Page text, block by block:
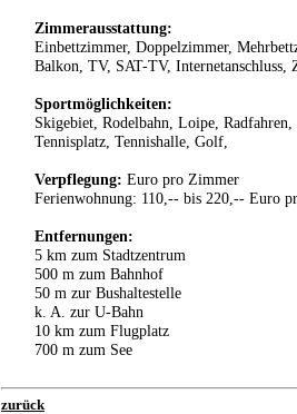
Zimmerausstattung:
Einbettzimmer, Doppelzimmer,
Balkon, TV, SAT-TV, Internetanschluss,
Sportmöglichkeiten:
Skigebiet, Rodelbahn, Loipe,
Tennisplatz, Tennishalle, Golf,
Verpflegung: Euro pro Zimmer
Ferienwohnung: 110,-- bis 220,-- Euro
Entfernungen:
5 km zum Stadtzentrum
500 m zum Bahnhof
50 m zur Bushaltestelle
k. A. zur U-Bahn
10 km zum Flugplatz
700 m zum See
zurück